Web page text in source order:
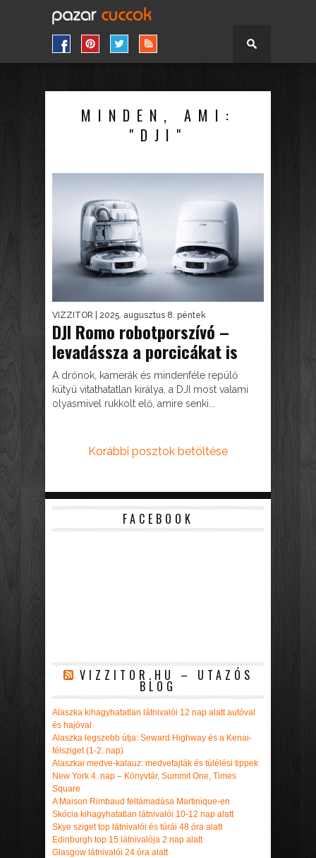
MINDEN, AMI:
"DJI"
VIZZITOR | 2025. augusztus 8. péntek
DJI Romo robotporszívó –
levadássza a porcicákat is
A drónok, kamerák és mindenféle repülő
kütyü vitathatatlan királya, a DJI most valami
olyasmivel rukkolt elő, amire senki...
Korábbi posztok betöltése
FACEBOOK
VIZZITOR.HU – UTAZÓS
BLOG
Alaszka kihagyhatatlan látnivalói 12 nap alatt autóval
és hajóval
Alaszka legszebb útja: Seward Highway és a Kenai-
félsziget (1-2. nap)
Alaszkai medve-kalauz: medvefajták és túlélési tippek
New York 4. nap – Könyvtár, Summit One, Times
Square
A Maison Rimbaud feltámadása Martinique-en
Skócia kihagyhatatlan látnivalói 10-12 nap alatt
Skye sziget top látnivalói és túrái 48 óra alatt
Edinburgh top 15 látnivalója 2 nap alatt
Glasgow látnivalói 24 óra alatt